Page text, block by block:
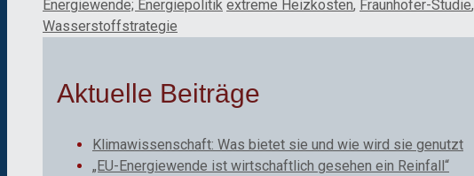
Kategorien
Energiewende; Energiepolitik Schlagwörter
extreme Heizkosten, Fraunhofer-Studie,
Wasserstoffstrategie
Aktuelle Beiträge
Klimawissenschaft: Was bietet sie und wie wird sie genutzt
„EU-Energiewende ist wirtschaftlich gesehen ein Reinfall“